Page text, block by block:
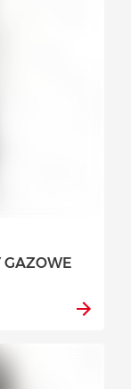
GAZOWE